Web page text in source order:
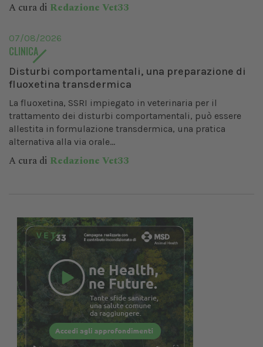
A cura di Redazione Vet33
07/08/2026
CLINICA
Disturbi comportamentali, una preparazione di
fluoxetina transdermica
La fluoxetina, SSRI impiegato in veterinaria per il
trattamento dei disturbi comportamentali, può essere
allestita in formulazione transdermica, una pratica
alternativa alla via orale...
A cura di Redazione Vet33